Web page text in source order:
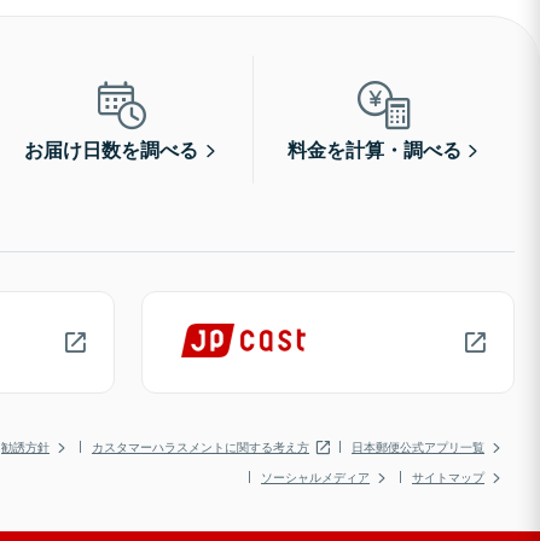
お届け日数を調べる 料金を計算・調べる
勧誘方針 カスタマーハラスメントに関する考え方
日本郵便公式アプリ一覧
ソーシャルメディア
サイトマップ